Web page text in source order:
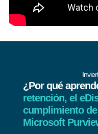
¿Por qué
retención, el
cumplimiento
Microsoft